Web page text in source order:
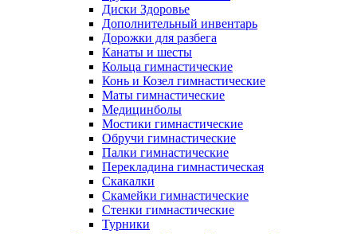
Диски Здоровье
Дополнительный инвентарь
Дорожки для разбега
Канаты и шесты
Кольца гимнастические
Конь и Козел гимнастические
Маты гимнастические
Медицинболы
Мостики гимнастические
Обручи гимнастические
Палки гимнастические
Перекладина гимнастическая
Скакалки
Скамейки гимнастические
Стенки гимнастические
Турники